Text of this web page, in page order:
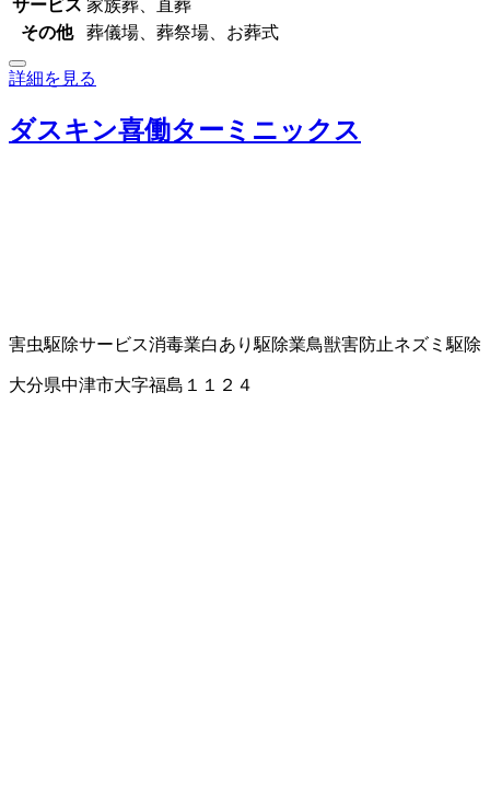
サービス 家族葬、直葬
その他
葬儀場、葬祭場、お葬式
詳細を見る
ダスキン喜働ターミニックス
害虫駆除サービス消毒業白あり駆除業鳥獣害防止ネズミ駆除
大分県中津市大字福島１１２４